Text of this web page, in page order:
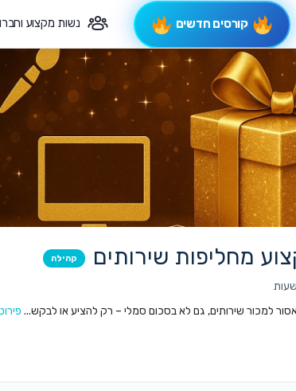
קורסים חדשים נשות מקצוע
צרי קשר
מחליפות שירותים קהילה
למכור שירותים, גם לא בסכום סמלי – רק להציע או לבקש...